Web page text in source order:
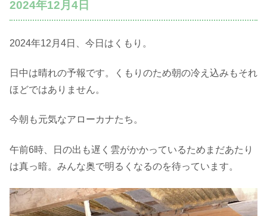
2024年12月4日
2024年12月4日、今日はくもり。
日中は晴れの予報です。くもりのため朝の冷え込みもそれ
ほどではありません。
今朝も元気なアローカナたち。
午前6時、日の出も遅く雲がかかっているためまだあたり
は真っ暗。みんな奥で明るくなるのを待っています。